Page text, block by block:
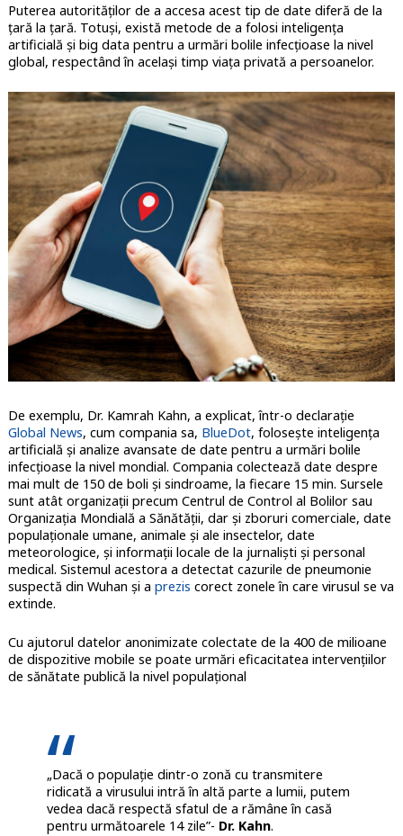
Puterea autorităților de a accesa acest tip de date diferă de la
țară la țară. Totuși, există metode de a folosi inteligența
artificială și big data pentru a urmări bolile infecțioase la nivel
global, respectând în același timp viața privată a persoanelor.
De exemplu, Dr. Kamrah Kahn, a explicat, într-o declarație
Global News, cum compania sa, BlueDot, folosește inteligența
artificială și analize avansate de date pentru a urmări bolile
infecțioase la nivel mondial. Compania colectează date despre
mai mult de 150 de boli și sindroame, la fiecare 15 min. Sursele
sunt atât organizații precum Centrul de Control al Bolilor sau
Organizația Mondială a Sănătății, dar și zboruri comerciale, date
populaționale umane, animale și ale insectelor, date
meteorologice, și informații locale de la jurnaliști și personal
medical. Sistemul acestora a detectat cazurile de pneumonie
suspectă din Wuhan și a prezis corect zonele în care virusul se va
extinde.
Cu ajutorul datelor anonimizate colectate de la 400 de milioane
de dispozitive mobile se poate urmări eficacitatea intervențiilor
de sănătate publică la nivel populațional
„Dacă o populație dintr-o zonă cu transmitere
ridicată a virusului intră în altă parte a lumii, putem
vedea dacă respectă sfatul de a rămâne în casă
pentru următoarele 14 zile”- Dr. Kahn.